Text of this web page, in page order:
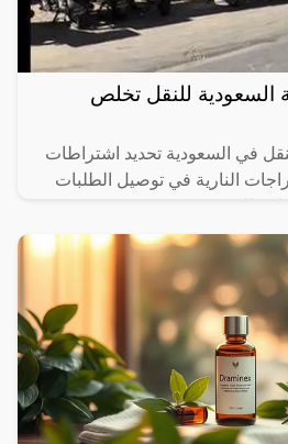
السعودية للنقل تخلص
في السعودية تحديد اشتراطات
النارية في توصيل الطلبات